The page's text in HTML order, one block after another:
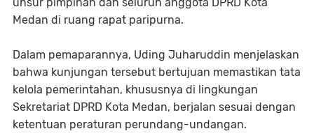
unsur pimpinan dan seluruh anggota DPRD Kota
Medan di ruang rapat paripurna.
Dalam pemaparannya, Uding Juharuddin menjelaskan
bahwa kunjungan tersebut bertujuan memastikan tata
kelola pemerintahan, khususnya di lingkungan
Sekretariat DPRD Kota Medan, berjalan sesuai dengan
ketentuan peraturan perundang-undangan.